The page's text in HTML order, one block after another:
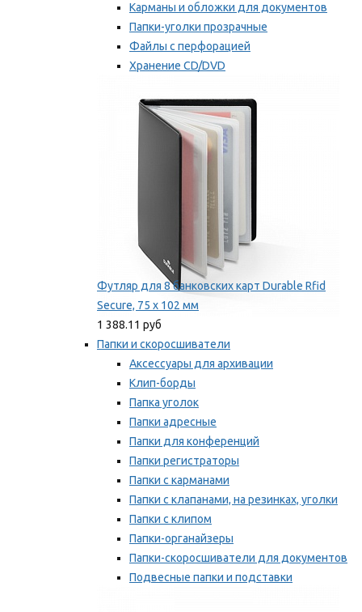
Карманы и обложки для документов
Папки-уголки прозрачные
Файлы с перфорацией
Хранение CD/DVD
Мы рекомендуем
Футляр для 8 банковских карт Durable Rfid
Secure, 75 х 102 мм
1 388.11 руб
Папки и скоросшиватели
Аксессуары для архивации
Клип-борды
Папка уголок
Папки адресные
Папки для конференций
Папки регистраторы
Папки с карманами
Папки с клапанами, на резинках, уголки
Папки с клипом
Папки-органайзеры
Папки-скоросшиватели для документов
Подвесные папки и подставки